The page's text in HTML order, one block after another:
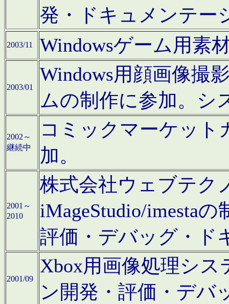
発・ドキュメンテー
2003/11 Windowsゲーム用素
2003/01
Windows用顔画像撮
ムの制作に参加。シ
2002～
継続中
コミックマーケット
加。
2001～
2010
株式会社ウェブテク
iMageStudio/imesta
評価・デバッグ・ド
2001/09
Xbox用画像処理シ
ン開発・評価・デバ